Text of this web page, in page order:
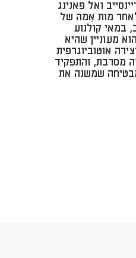
ואל פאנינג
מות אִמה של
במאי קולנוע
מעוניין שהיא
אוטוביוגרפית
מסרבת, והתפקיד
שמשנה את